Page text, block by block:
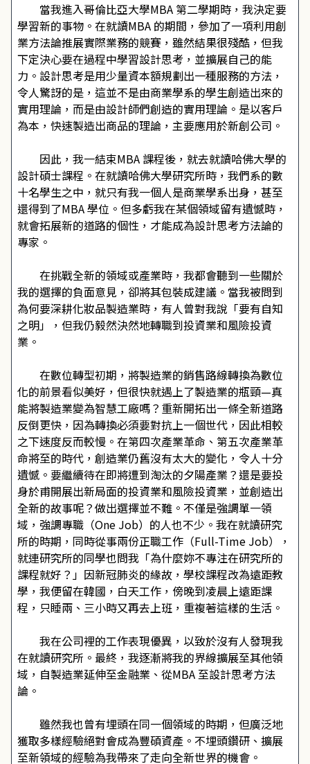
當我進入哥倫比亞大學MBA 第二學期時，我決定要
學習新的事物。在就讀MBA 的期間，參加了一項利用創
業方法論推展實際業務的競賽，雖然結果很殘酷，但我
下定決心要在過程中學習設計思考，並擴展自己的能
力。設計思考是用少量資本額規劃出一種服務的方法，
令人驚訝的是，這並不是由商業學系的學生創造出來的
實用理論，而是由設計師們創造的實用理論。是以客戶
為本，快速製造出商品的理論，主要應用於新創公司。
因此，我一結束MBA 課程後，就去就讀哈佛大學的
設計碩士課程。在就讀哈佛大學研究所時，我們系的數
十名學生之中，就只有我一個人是商業學系出身，甚至
還得到了MBA 學位。但多虧我在某個領域留有遺憾時，
就會拓展新的道路的個性，才能成為設計思考方法論的
專家。
在挑戰全新的領域或產業時，我都會聽到一些關於
我的選擇的負面意見，卻將其包裝成建議。當我被問到
為何要深耕化妝品製造業時，有人曾對我說「要有自知
之明」，但我仍毅然決然地轉職到投資業和風險投資
業。
在數位轉型初期，將製造業的銷售路線轉換為數位
化的前景看似美好，但很快就遇上了製造業的瓶頸—真
能將製造業變為智慧工廠嗎？重新開拓出一條全新道路
反倒更快，因為轉換必須要對抗上一個世代，因此相較
之下速度反而較慢。在第四次產業革命、第五次產業革
命將至的時代，創造業仍舊沒有太大的變化，令人十分
遺憾。要繼續待在即將遭到淘汰的夕陽產業？還是要投
身於甫開展出新局面的投資業和風險投資業，並創造出
全新的故事呢？做出選擇並不難。不僅是強調單一領
域，強調專職（One Job）的人也不少。我在就讀研究
所的時期，同時從事兩份正職工作（Full-Time Job），
就連研究所的同學也問我「為什麼妳不專注在研究所的
課程就好？」因新冠肺炎的緣故，學校課程改為遠距教
學，我便留在韓國，白天工作，傍晚到凌晨上遠距課
程，只睡兩、三小時又再去上班，重複著這樣的生活。
我在公司裡的工作表現優異，以致於沒有人發現我
在就讀研究所。最終，我逐漸將我的界線擴展至其他領
域，自製造業延伸至金融業、從MBA 至設計思考方法
論。
雖然我也曾有埋頭在同一個領域的時期，但廣泛地
獲取多樣經驗絕對會成為豐碩資產。不埋頭鑽研、擴展
至新領域的經驗為我帶來了走向全新世界的機會。